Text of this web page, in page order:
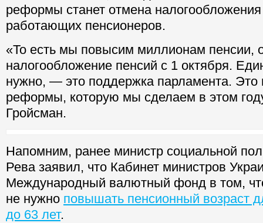
реформы станет отмена
работающих пенсионеров.
«То есть мы повысим миллионам пенсии,
налогообложение пенсий с 1 октября.
нужно, — это поддержка парламента. Это
реформы, которую мы сделаем в этом
Гройсман.
Напомним, ранее министр социальной
Рева заявил, что Кабинет министров
Международный валютный фонд в том,
не нужно повышать пенсионный возраст
до 63 лет.